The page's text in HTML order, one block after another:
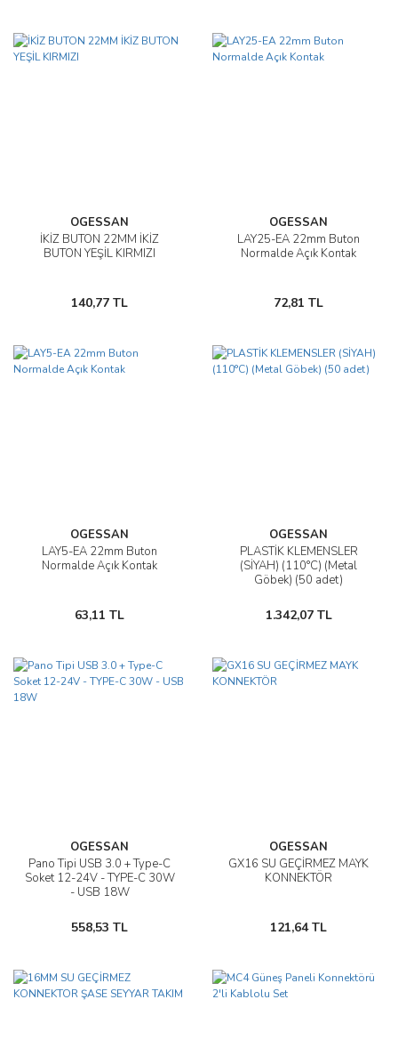
OGESSAN
İKİZ BUTON 22MM İKİZ
BUTON YEŞİL KIRMIZI
140,77 TL
OGESSAN
LAY25-EA 22mm Buton
Normalde Açık Kontak
72,81 TL
OGESSAN
LAY5-EA 22mm Buton
Normalde Açık Kontak
63,11 TL
OGESSAN
PLASTİK KLEMENSLER
(SİYAH) (110°C) (Metal
Göbek) (50 adet)
1.342,07 TL
OGESSAN
Pano Tipi USB 3.0 + Type-C
Soket 12-24V - TYPE-C 30W
- USB 18W
558,53 TL
OGESSAN
GX16 SU GEÇİRMEZ MAYK
KONNEKTÖR
121,64 TL